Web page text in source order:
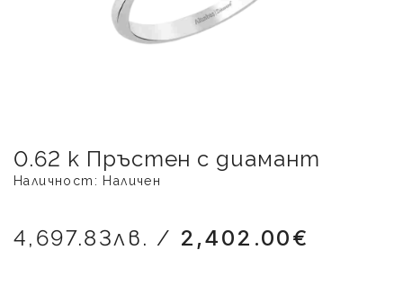
0.62 к Пръстен с диамант
Наличност: Наличен
4,697.83лв. / 2,402.00€